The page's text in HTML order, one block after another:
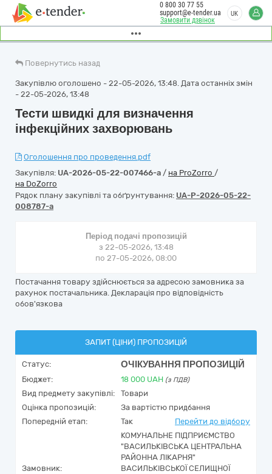
Замовити дзвінок
0 800 30 77 55
support@e-tender.ua
UK
Повернутись назад
Закупівлю оголошено - 22-05-2026, 13:48. Дата останніх змін
- 22-05-2026, 13:48
Тести швидкі для визначення
інфекційних захворювань
Оголошення про проведення.pdf
Закупівля: UA-2026-05-22-007466-a / на ProZorro /
на DoZorro
Рядок плану закупівлі та обґрунтування: UA-P-2026-05-22-
008787-a
Період подачі пропозицій
з 22-05-2026, 13:48
по 27-05-2026, 08:00
Постачання товару здійснюється за адресою замовника за
рахунок постачальника. Декларація про відповідність
обов'язкова
ЗАПИТ (ЦІНИ) ПРОПОЗИЦІЙ
Статус: ОЧІКУВАННЯ ПРОПОЗИЦІЙ
Бюджет: 18 000 UAH (з ПДВ)
Вид предмету закупівлі:
Товари
Оцінка пропозицій:
За вартістю придбання
Попередній етап:
Так Перейти до відбору
Замовник:
КОМУНАЛЬНЕ ПІДПРИЄМСТВО
"ВАСИЛЬКІВСЬКА ЦЕНТРАЛЬНА
РАЙОННА ЛІКАРНЯ"
ВАСИЛЬКІВСЬКОЇ СЕЛИЩНОЇ